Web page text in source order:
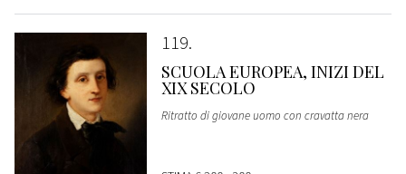
119
SCUOLA EUROPEA, INIZI DEL
XIX SECOLO
Ritratto di giovane uomo con cravatta nera